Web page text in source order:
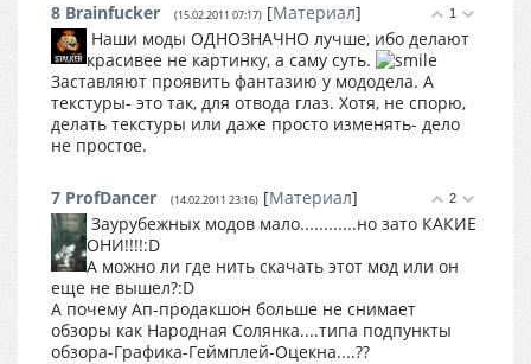
1
8 Brainfucker (15.02.2011 07:17) [Материал]
Наши моды ОДНОЗНАЧНО лучше, ибо делают
красивее не картинку, а саму суть.
Заставляют проявить фантазию у мододела. А
текстуры- это так, для отвода глаз. Хотя, не спорю,
делать текстуры или даже просто изменять- дело
не простое.
2
7 ProfDancer (14.02.2011 23:16) [Материал]
Заурубежных модов мало............но зато КАКИЕ
ОНИ!!!!:D
А можно ли где нить скачать этот мод или он
еще не вышел?:D
А почему Ап-продакшон больше не снимает
обзоры как Народная Солянка....типа подпункты
обзора-Графика-Геймплей-Оцекна....??